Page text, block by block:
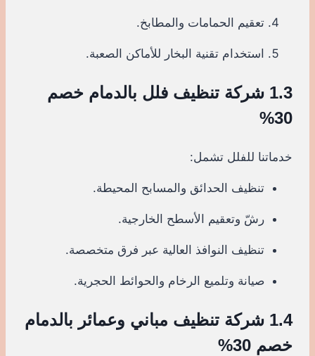
تعقيم الحمامات والمطابخ.
استخدام تقنية البخار للأماكن الصعبة.
1.3 شركة تنظيف فلل بالدمام خصم
30%
خدماتنا للفلل تشمل:
تنظيف الحدائق والمسابح المحيطة.
رشّ وتعقيم الأسطح الخارجية.
تنظيف النوافذ العالية عبر فرق متخصصة.
صيانة وتلميع الرخام والحوائط الحجرية.
1.4 شركة تنظيف مباني وعمائر بالدمام
خصم 30%